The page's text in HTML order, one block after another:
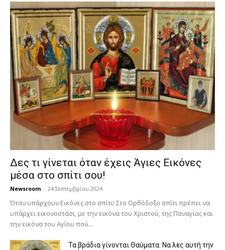
Δες τι γίνεται όταν έχεις Άγιες Εικόνες
μέσα στο σπίτι σου!
Newsroom - 24 Σεπτεμβρίου 2024
Όταν υπάρχουν Εικόνες στο σπίτι! Στο Ορθόδοξο σπίτι πρέπει να
υπάρχει εικονοστάσι, με την εικόνα του Χριστού, της Παν­αγίας και
την εικόνα του Αγίου πού...
Τα βράδια γίνονται Θαύματα: Να λες αυτή την